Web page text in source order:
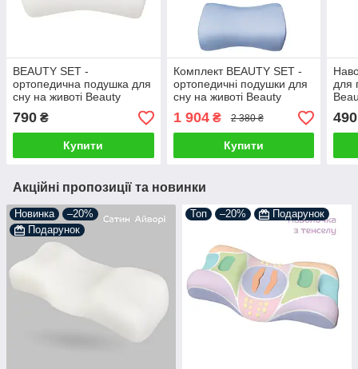
BEAUTY SET -
ортопедична подушка для
сну на животі Beauty
Balance® (Roller PILLOW
№2 ) тенсел айворі
790 ₴
Купити
Комплект BEAUTY SET -
ортопедичні подушки для
сну на животі Beauty
Balance® (Face Pillow №1
& Roller Pillow №2) тенсел
блакитний
1 904₴ 2 380 ₴
Купити
для
490
Акційні пропозиції та новинки
Новинка
–20%
Подарунок
Топ –20% Подарунок